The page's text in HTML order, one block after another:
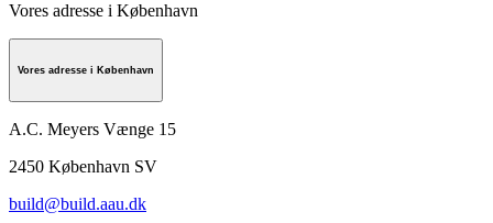
Vores adresse i København
Vores adresse i København
A.C. Meyers Vænge 15
2450 København SV
build@build.aau.dk